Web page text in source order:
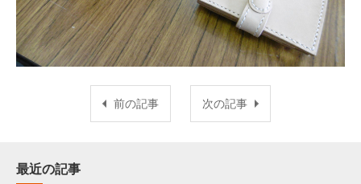
前の記事 次の記事
最近の記事